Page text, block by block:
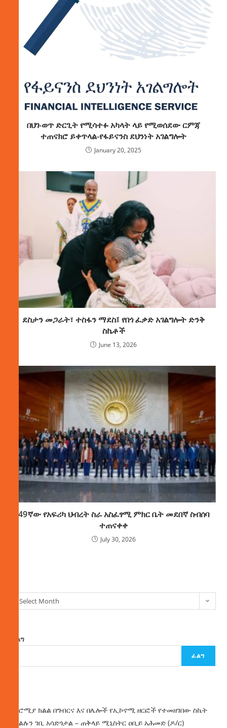
በህገ-ወጥ ድርጊት የሚሳተፉ አካላት ላይ የሚወሰደው ርምጃ
ተጠናክሮ ይቀጥላል-የፋይናንስ ደህንነት አገልግሎት
January 20, 2025
ደስታን መጋራት፣ ተስፋን ማደስ፤ የበጎ ፈቃድ አገልግሎት ድንቅ
ስኬቶች
June 13, 2026
49ኛው የአፍሪካ ህብረት ስራ አስፈፃሚ ምክር ቤት መደበኛ ስብሰባ
ተጠናቀቀ
July 30, 2026
Select Month
ፈልግ
ፈልግ
በኦሮሚያ ክልል በግብርና እና በሌሎች የኢኮኖሚ ዘርፎች የተመዘገበው ስኬት
የክልሉን ገቢ አሳድጎታል – ጠቅላይ ሚኒስትር ዐቢይ አሕመድ (ዶ/ር)